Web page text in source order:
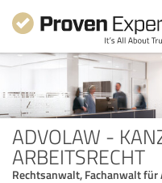
ADVOLAW -
ARBEITSRECHT
Rechtsanwalt, Fachanwalt